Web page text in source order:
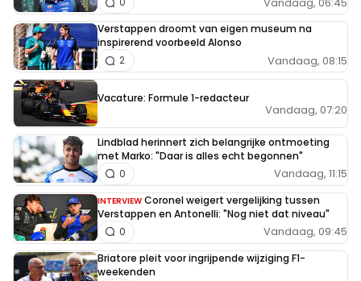
Verstappen droomt van eigen museum na
inspirerend voorbeeld Alonso
Vandaag, 08:15
2
Vacature: Formule 1-redacteur
Vandaag, 07:20
Lindblad herinnert zich belangrijke ontmoeting
met Marko: "Daar is alles echt begonnen"
Vandaag, 11:15
0
INTERVIEW Coronel weigert vergelijking tussen
Verstappen en Antonelli: "Nog niet dat niveau"
Vandaag, 09:45
0
Briatore pleit voor ingrijpende wijziging F1-
weekenden